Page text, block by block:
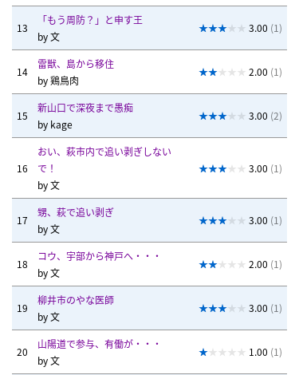
13
「もう周防？」と申す王
by文
3.00 (1)
14
雷獣、島から移住
by鶏鳥肉
2.00 (1)
15
新山口で深夜まで愚痴
by kage
3.00 (2)
16
おい、萩市内で追い剥ぎしない
で！
by文
3.00 (1)
17
甥、萩で追い剥ぎ
by文
3.00 (1)
18
コウ、宇部から神戸へ・・・
by文
2.00 (1)
19
柳井市のやな医師
by文
3.00 (1)
20
山陽道で参与、有働が・・・
by文
1.00 (1)